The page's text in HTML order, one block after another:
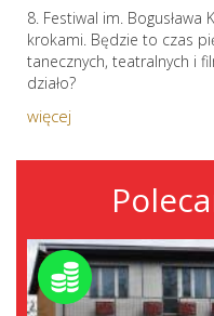
8. Festiwal im. Bogusława
krokami. Będzie to czas
tanecznych, teatralnych i
działo?
więcej